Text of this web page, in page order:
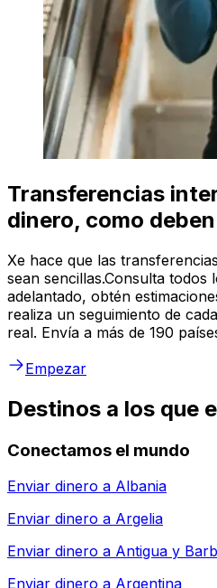
Transferencias
dinero, como
Xe hace que las
sean sencillas.Consulta todos
adelantado, obtén
realiza un seguimiento de
real. Envía a más de 190
Empezar
Destinos a los que
Conectamos el mundo
Enviar dinero a Albania
Enviar dinero a Argelia
Enviar dinero a Antigua y
Enviar dinero a Argentina